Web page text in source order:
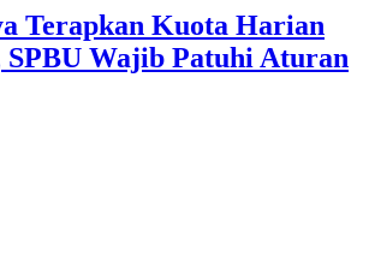
Terapkan Kuota Harian
SPBU Wajib Patuhi Aturan